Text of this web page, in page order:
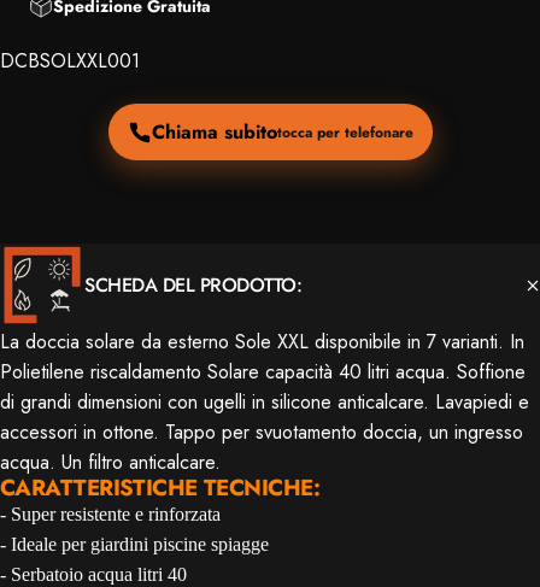
Spedizione Gratuita
DCBSOLXXL001
Chiama subitotocca per telefonare
SCHEDA DEL PRODOTTO:
La doccia solare da esterno Sole XXL disponibile in 7 varianti. In
Polietilene riscaldamento Solare capacità 40 litri acqua. Soffione
di grandi dimensioni con ugelli in silicone anticalcare. Lavapiedi e
accessori in ottone. Tappo per svuotamento doccia, un ingresso
acqua. Un filtro anticalcare.
CARATTERISTICHE TECNICHE:
- Super resistente e rinforzata
- Ideale per giardini piscine spiagge
- Serbatoio acqua litri 40